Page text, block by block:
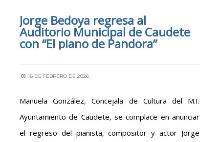
Jorge Bedoya regresa al
Auditorio Municipal de Caudete
con “El piano de Pandora”
16 DE FEBRERO DE 2026
Manuela González, Concejala de Cultura del M.I.
Ayuntamiento de Caudete, se complace en anunciar
el regreso del pianista, compositor y actor Jorge